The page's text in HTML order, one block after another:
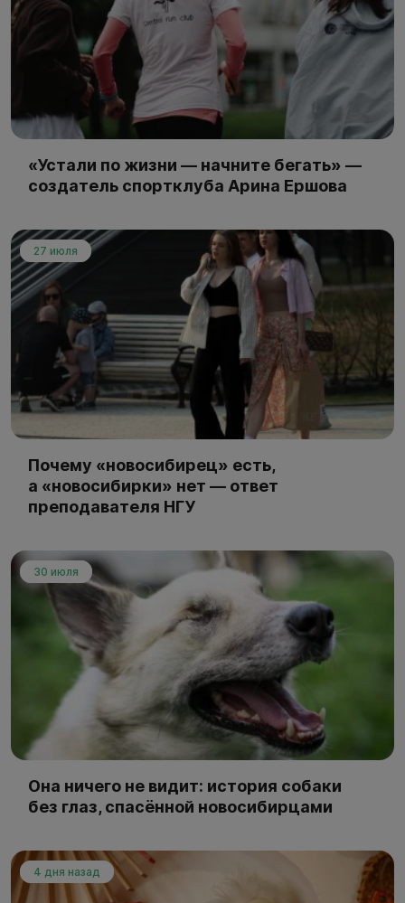
«Устали по жизни — начните бегать» —
создатель спортклуба Арина Ершова
27 июля
Почему «новосибирец» есть,
а «новосибирки» нет — ответ
преподавателя НГУ
30 июля
Она ничего не видит: история собаки
без глаз, спасённой новосибирцами
4 дня назад